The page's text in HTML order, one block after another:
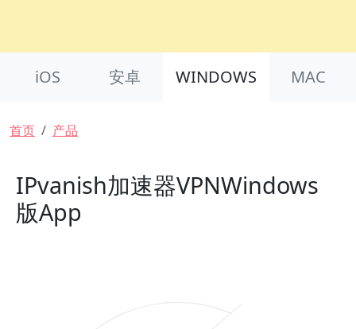
iOS 安卓 WINDOWS MAC
面包屑
首页 产品
IPvanish加速器VPNWindows
版App